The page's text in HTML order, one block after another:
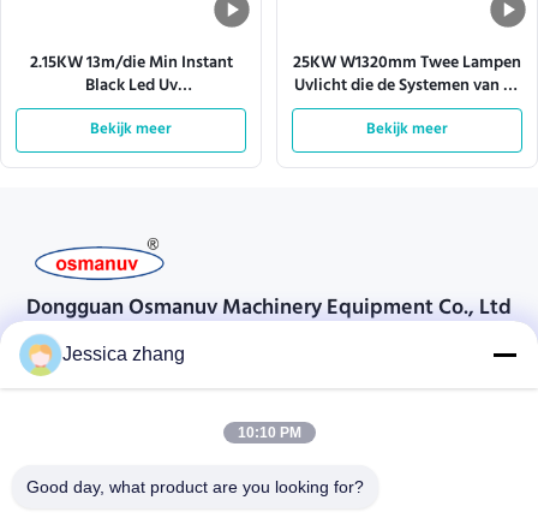
2.15KW 13m/die Min Instant
Black Led Uv
Transportbandsystemen
genezen
Bekijk meer
25KW W1320mm Twee Lampen
Uvlicht die de Systemen van de
Machinetransportband
genezen
Bekijk meer
Dongguan Osmanuv Machinery Equipment Co., Ltd
Neem contact op.
28 tweede industrieel, wei van Liu chong, Wanjiang, DongGuan,
86-769 -88125248
Jessica zhang
10:10 PM
Good day, what product are you looking for?